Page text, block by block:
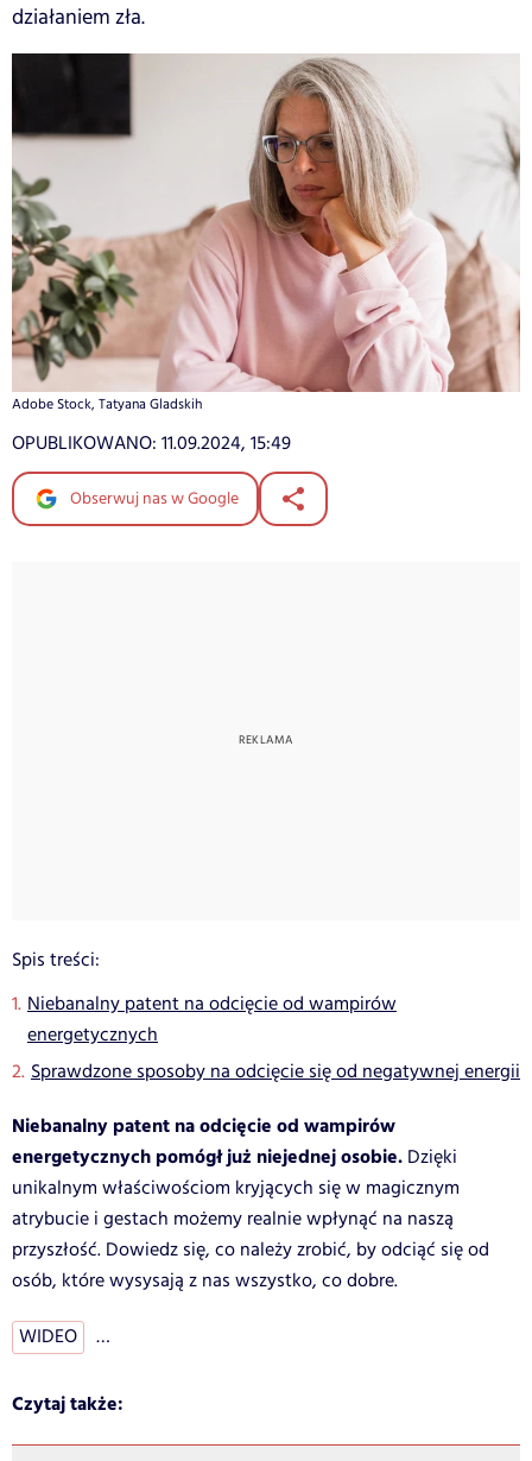
działaniem zła.
Adobe Stock, Tatyana Gladskih
OPUBLIKOWANO: 11.09.2024, 15:49
Obserwuj nas w Google
Spis treści:
Niebanalny patent na odcięcie od wampirów
energetycznych
Sprawdzone sposoby na odcięcie się od negatywnej energii
Niebanalny patent na odcięcie od wampirów
energetycznych pomógł już niejednej osobie. Dzięki
unikalnym właściwościom kryjących się w magicznym
atrybucie i gestach możemy realnie wpłynąć na naszą
przyszłość. Dowiedz się, co należy zrobić, by odciąć się od
osób, które wysysają z nas wszystko, co dobre.
WIDEO …
Czytaj także: